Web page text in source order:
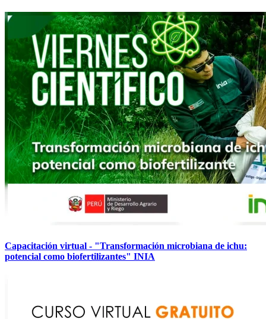
Capacitación virtual - "Transformación microbiana de ichu:
potencial como biofertilizantes" INIA